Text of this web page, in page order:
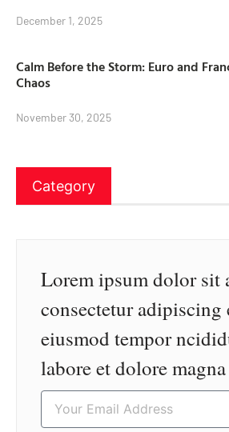
December 1, 2025
Calm Before the Storm: Euro and
Chaos
November 30, 2025
Category
Lorem ipsum dolor sit
consectetur adipiscing
eiusmod tempor
labore et dolore magna